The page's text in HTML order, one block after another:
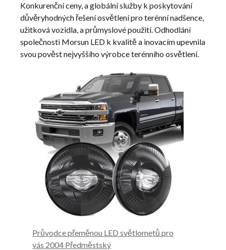
Konkurenční ceny, a globální služby k poskytování
důvěryhodných řešení osvětlení pro terénní nadšence,
užitková vozidla, a průmyslové použití. Odhodlání
společnosti Morsun LED k kvalitě a inovacím upevnila
svou pověst nejvyššího výrobce terénního osvětlení.
Průvodce přeměnou LED světlometů pro
vás 2004 Předměstský